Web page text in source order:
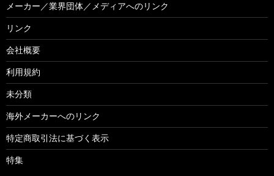
メーカー／業界団体／メディアへのリンク
リンク
会社概要
利用規約
未分類
海外メーカーへのリンク
特定商取引法に基づく表示
特集